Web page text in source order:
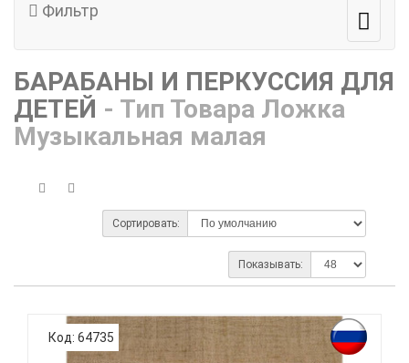
Фильтр
БАРАБАНЫ И ПЕРКУССИЯ ДЛЯ
ДЕТЕЙ - Тип Товара Ложка
Музыкальная малая
Сортировать:
Показывать:
Код: 64735